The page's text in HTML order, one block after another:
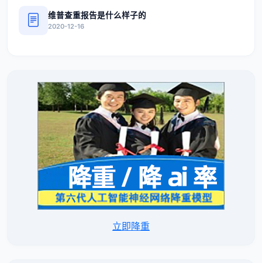
维普查重报告是什么样子的
2020-12-16
立即降重